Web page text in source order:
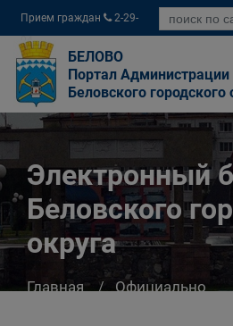
Прием граждан
2-29-
04
БЕЛОВО
Портал Администрации
Беловского городского
Электронный
Беловского
округа
Главная
Официально